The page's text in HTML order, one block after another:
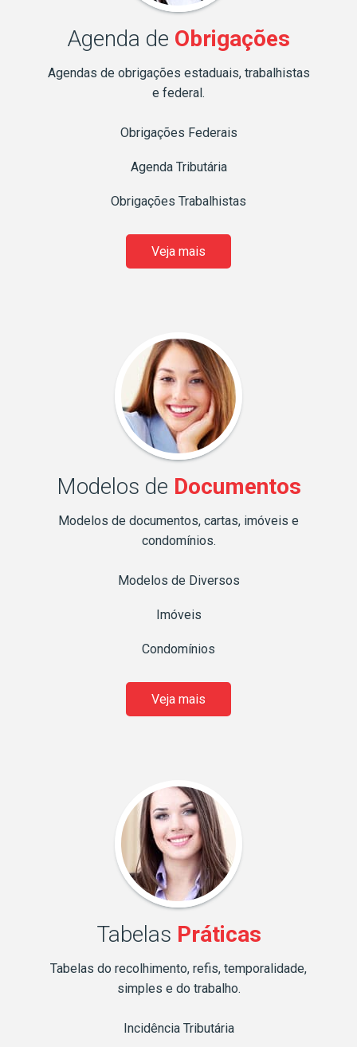
Agenda de Obrigações
Agendas de obrigações estaduais, trabalhistas
e federal.
Obrigações Federais
Agenda Tributária
Obrigações Trabalhistas
Veja mais
Modelos de Documentos
Modelos de documentos, cartas, imóveis e
condomínios.
Modelos de Diversos
Imóveis
Condomínios
Veja mais
Tabelas Práticas
Tabelas do recolhimento, refis, temporalidade,
simples e do trabalho.
Incidência Tributária